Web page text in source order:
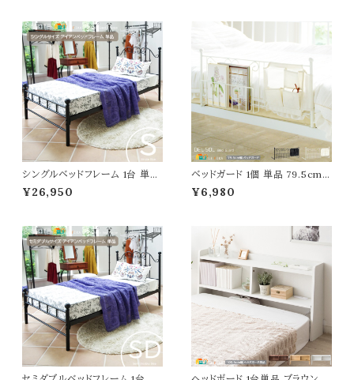
シングルベッドフレーム 1台 単品
103cm幅 ブラック ホワイト 黒
白 シングルサイズ ベッド シング
すすめ おしゃれ 北欧 モダン ス
タイリッシュ スチールフレーム ア
イアンベッド 春 夏 秋 冬 一人暮
らし ワンルーム
¥26,950
ベッドガード 1個 単品 79.5cm
幅 ブラック ホワイト ベッド横ガー
ド ベッドサイドガード 落下防止
しゃれ モダン 姫系 スタイリッシ
ュ 布団落下防止 ベッドサイド収
納 リモコン収納 携帯電話収納
ベッド横収納ラック
¥6,980